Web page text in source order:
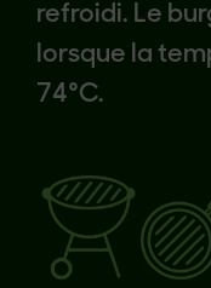
refroidi. Le
lorsque la
74°C.